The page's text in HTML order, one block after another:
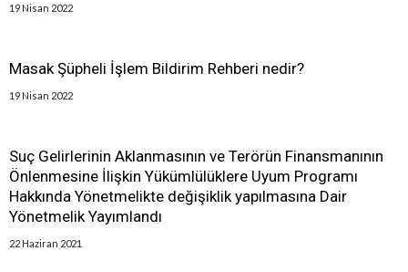
19 Nisan 2022
Masak Şüpheli İşlem Bildirim Rehberi nedir?
19 Nisan 2022
Suç Gelirlerinin Aklanmasının ve Terörün Finansmanının
Önlenmesine İlişkin Yükümlülüklere Uyum Programı
Hakkında Yönetmelikte değişiklik yapılmasına Dair
Yönetmelik Yayımlandı
22 Haziran 2021